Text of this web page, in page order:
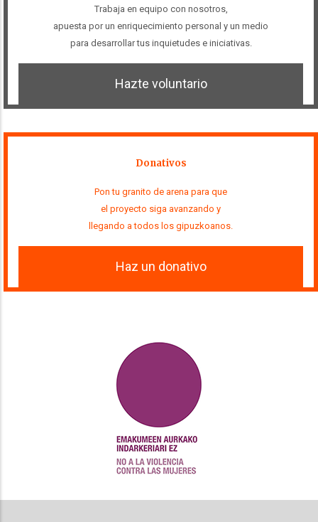
Trabaja en equipo con nosotros,
apuesta por un enriquecimiento personal y un medio
para desarrollar tus inquietudes e iniciativas.
Hazte voluntario
Donativos
Pon tu granito de arena para que
el proyecto siga avanzando y
llegando a todos los gipuzkoanos.
Haz un donativo